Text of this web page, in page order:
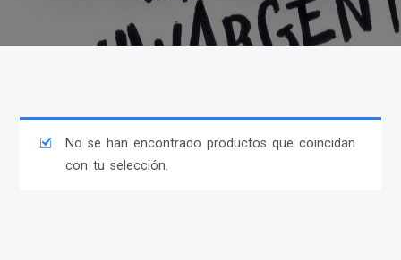
No se han encontrado productos que coincidan
con tu selección.